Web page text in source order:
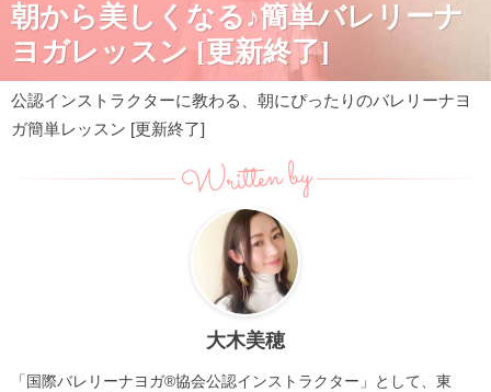
朝から美しくなる♪簡単バレリーナ
ヨガレッスン [更新終了]
公認インストラクターに教わる、朝にぴったりのバレリーナヨ
ガ簡単レッスン [更新終了]
Written by
大木美穂
「国際バレリーナヨガ®協会公認インストラクター」として、東